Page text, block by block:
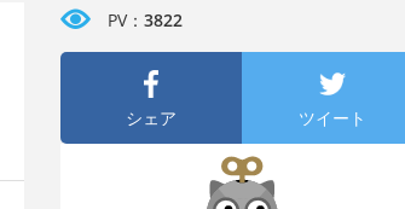
PV： 3822
シェア ツイート